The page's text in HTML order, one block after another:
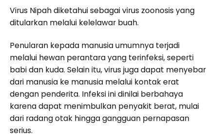
Virus Nipah diketahui sebagai virus zoonosis yang
ditularkan melalui kelelawar buah.
Penularan kepada manusia umumnya terjadi
melalui hewan perantara yang terinfeksi, seperti
babi dan kuda. Selain itu, virus juga dapat menyebar
dari manusia ke manusia melalui kontak erat
dengan penderita. Infeksi ini dinilai berbahaya
karena dapat menimbulkan penyakit berat, mulai
dari radang otak hingga gangguan pernapasan
serius.